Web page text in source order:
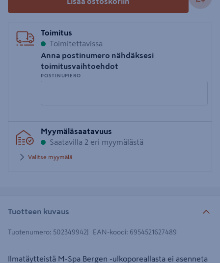
Toimitus
Toimitettavissa
Anna postinumero nähdäksesi
toimitusvaihtoehdot
POSTINUMERO
postinumero
Myymäläsaatavuus
Saatavilla 2 eri myymälästä
Valitse myymälä
Tuotteen kuvaus
Tuotenumero: 502349942 EAN-koodi: 6954521627489
Ilmatäytteistä M-Spa Bergen -ulkoporeallasta ei asenneta